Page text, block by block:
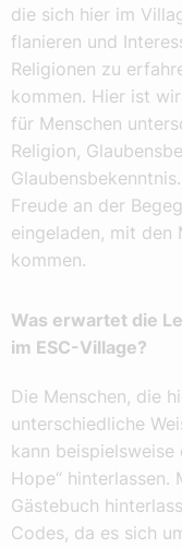
die sich hier im
flanieren und
Religionen zu
kommen. Hier ist
für Menschen
Religion,
Freude an der
eingeladen, mit den
kommen.
Was erwartet die
im ESC-Village?
Die Menschen, die
unterschiedliche
kann beispielsweise
Hope“ hinterlassen.
Gästebuch
Codes, da es sich